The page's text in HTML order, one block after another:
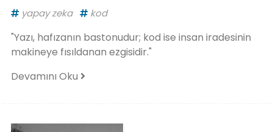
yapay zeka kod
"Yazı, hafızanın bastonudur; kod ise insan iradesinin
makineye fısıldanan ezgisidir."
Devamını Oku